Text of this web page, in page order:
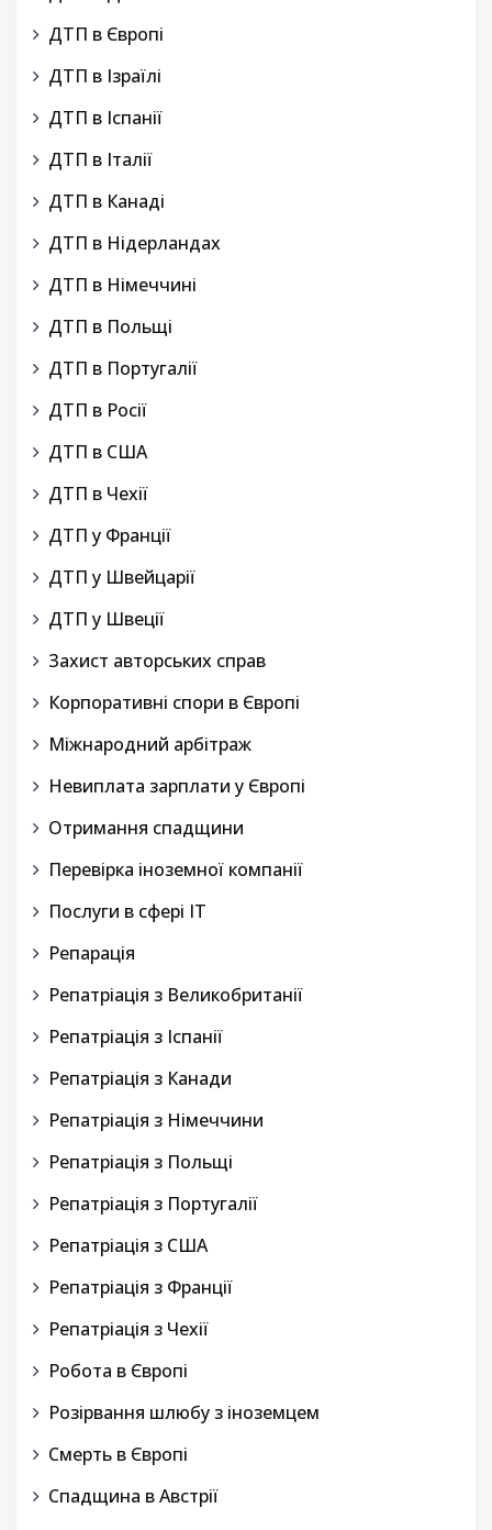
ДТП в Європі
ДТП в Ізраїлі
ДТП в Іспанії
ДТП в Італії
ДТП в Канаді
ДТП в Нідерландах
ДТП в Німеччині
ДТП в Польщі
ДТП в Португалії
ДТП в Росії
ДТП в США
ДТП в Чехії
ДТП у Франції
ДТП у Швейцарії
ДТП у Швеції
Захист авторських справ
Корпоративні спори в Європі
Міжнародний арбітраж
Невиплата зарплати у Європі
Отримання спадщини
Перевірка іноземної компанії
Послуги в сфері IT
Репарація
Репатріація з Великобританії
Репатріація з Іспанії
Репатріація з Канади
Репатріація з Німеччини
Репатріація з Польщі
Репатріація з Португалії
Репатріація з США
Репатріація з Франції
Репатріація з Чехії
Робота в Європі
Розірвання шлюбу з іноземцем
Смерть в Європі
Спадщина в Австрії